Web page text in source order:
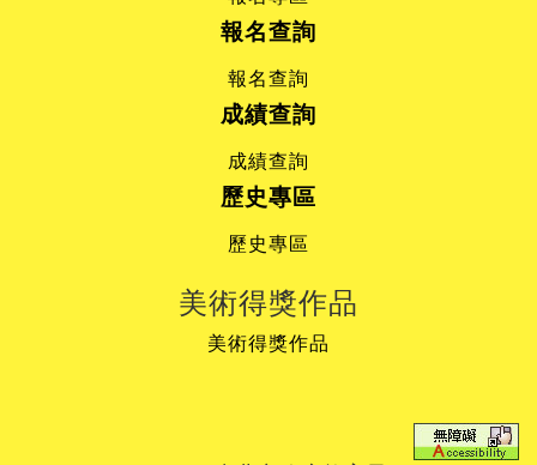
報名查詢
報名查詢
成績查詢
成績查詢
歷史專區
歷史專區
美術得獎作品
美術得獎作品